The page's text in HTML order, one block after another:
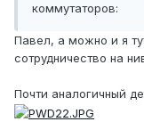
коммутаторов:
Павел, а можно и я
сотрудничество на
Почти аналогичный